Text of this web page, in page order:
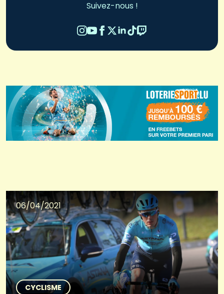
Suivez-nous !
06/04/2021
CYCLISME